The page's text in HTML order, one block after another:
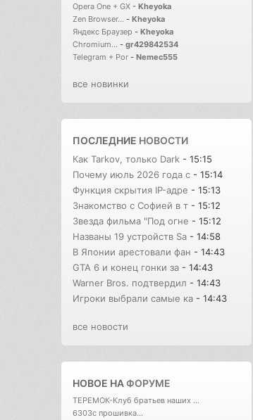
Opera One + GX - Kheyoka
Zen Browser... - Kheyoka
Яндекс Браузер - Kheyoka
Chromium... - gr429842534
Telegram + Por - Nemec555
все новинки
ПОСЛЕДНИЕ НОВОСТИ
Как Tarkov, только Dark - 15:15
Почему июль 2026 года с - 15:14
Функция скрытия IP-адре - 15:13
Знакомство с Софией в т - 15:12
Звезда фильма "Под огне - 15:12
Названы 19 устройств Sa - 14:58
В Японии арестовали фан - 14:43
GTA 6 и конец гонки за - 14:43
Warner Bros. подтвердил - 14:43
Игроки выбрали самые ка - 14:43
все новости
НОВОЕ НАФОРУМЕ
ТЕРЕМОК-Клуб братьев наших ...
6303с прошивка...